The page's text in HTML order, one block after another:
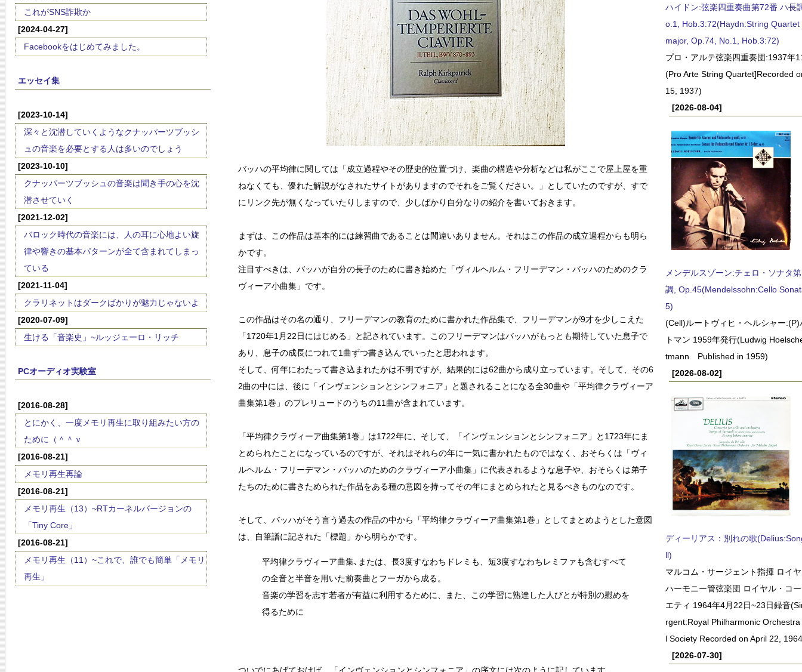
これがSNS詐欺か
[2024-04-27]
Facebookをはじめてみました。
エッセイ集
[2023-10-14]
深々と沈潜していくようなクナッパーツブッシ
ュの音楽を必要とする人は多いのでしょう
[2023-10-10]
クナッパーツブッシュの音楽は聞き手の心を沈
潜させていく
[2021-12-02]
バロック時代の音楽には、人の耳に心地よい旋
律や響きの基本パターンが全て含まれてしまっ
ている
[2021-11-04]
クラリネットはダークばかりが魅力じゃないよ
[2020-07-09]
生ける「音楽史」~ルッジェーロ・リッチ
PCオーディオ実験室
[2016-08-28]
とにかく、一度メモリ再生に取り組みたい方の
ために（＾＾ｖ
[2016-08-21]
メモリ再生再論
[2016-08-21]
メモリ再生（13）~RTカーネルバージョンの
「Tiny Core」
[2016-08-21]
メモリ再生（11）~これで、誰でも簡単「メモリ
再生」
バッハの平均律に関しては「成立過程やその歴史的位置づけ、楽曲の構造や分析などは私がここで屋上屋を重
ねなくても、優れた解説がなされたサイトがありますのでそれをご覧ください。」としていたのですが、すで
にリンク先が無くなっていたりしますので、少しばかり自分なりの紹介を書いておきます。
まずは、この作品は基本的には練習曲であることは間違いありません。それはこの作品の成立過程からも明ら
かです。
注目すべきは、バッハが自分の長子のために書き始めた「ヴィルヘルム・フリーデマン・バッハのためのクラ
ヴィーア小曲集」です。
この作品はその名の通り、フリーデマンの教育のために書かれた作品集で、フリーデマンが9才を少しこえた
「1720年1月22日にはじめる」と記されています。このフリーデマンはバッハがもっとも期待していた息子で
あり、息子の成長につれて1曲ずつ書き込んでいったと思われます。
そして、何年にわたって書き込まれたかは不明ですが、結果的には62曲から成り立っています。そして、その6
2曲の中には、後に「インヴェンションとシンフォニア」と題されることになる全30曲や「平均律クラヴィーア
曲集第1巻」のプレリュードのうちの11曲が含まれています。
「平均律クラヴィーア曲集第1巻」は1722年に、そして、「インヴェンションとシンフォニア」と1723年にま
とめられたことになっているのですが、それはそれらの年に一気に書かれたものではなく、おそらくは「ヴィ
ルヘルム・フリーデマン・バッハのためのクラヴィーア小曲集」に代表されるような息子や、おそらくは弟子
たちのために書きためられた作品をある種の意図を持ってその年にまとめられたと見るべきものなのです。
そして、バッハがそう言う過去の作品の中から「平均律クラヴィーア曲集第1巻」としてまとめようとした意図
は、自筆譜に記された「標題」から明らかです。
平均律クラヴィーア曲集､または、長3度すなわちドレミも、短3度すなわちレミファも含むすべて
の全音と半音を用いた前奏曲とフーガから成る。
音楽の学習を志す若者が有益に利用するために、また、この学習に熟達した人びとが特別の慰めを
得るために
ハイドン:弦楽四重奏曲第72番 ハ長
o.1, Hob.3:72(Haydn:String Quartet
major, Op.74, No.1, Hob.3:72)
プロ・アルテ弦楽四重奏団:1937年
(Pro Arte String Quartet]Recorded
15, 1937)
[2026-08-04]
メンデルスゾーン:チェロ・ソナタ
調, Op.45(Mendelssohn:Cello
5)
(Cell)ルートヴィヒ・ヘルシャー
トマン 1959年発行(Ludwig
tmann Published in 1959)
[2026-08-02]
ディーリアス：別れの歌
ll)
マルコム・サージェント指揮 ロイ
ハーモニー管弦楽団 ロイヤル・コ
エティ 1964年4月22日~23日録音
rgent:Royal Philharmonic
l Society Recorded on April 22,
[2026-07-30]